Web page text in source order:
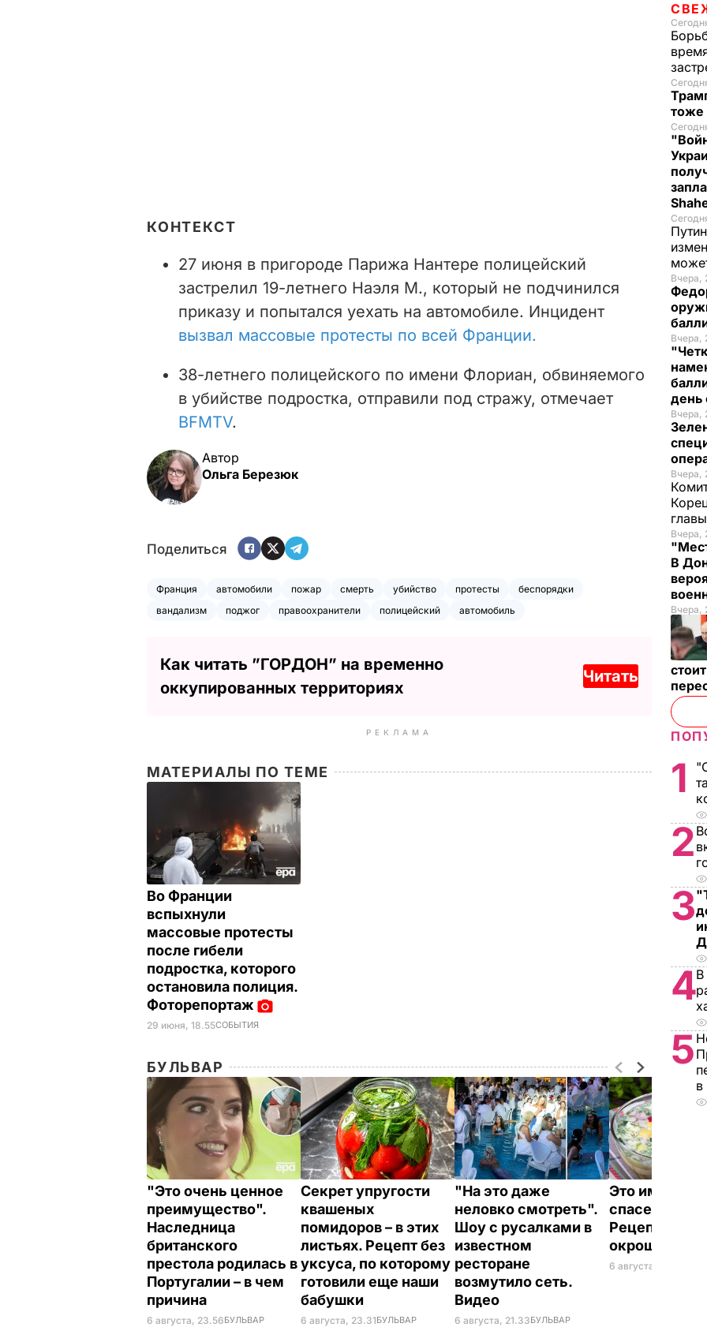
КОНТЕКСТ
27 июня в пригороде Парижа Нантере полицейский
застрелил 19-летнего Наэля М., который не подчинился
приказу и попытался уехать на автомобиле. Инцидент
вызвал массовые протесты по всей Франции.
38-летнего полицейского по имени Флориан, обвиняемого
в убийстве подростка, отправили под стражу, отмечает
BFMTV.
Автор
Ольга Березюк
Поделиться
Франция автомобили пожар смерть убийство протесты
беспорядки
вандализм
поджог правоохранители полицейский автомобиль
Как читать ”ГОРДОН” на временно
оккупированных территориях
Читать
РЕКЛАМА
МАТЕРИАЛЫ ПО ТЕМЕ
Во Франции
вспыхнули
массовые протесты
после гибели
подростка, которого
остановила полиция.
Фоторепортаж
29 июня, 18.55СОБЫТИЯ
БУЛЬВАР
"Это очень ценное
преимущество".
Наследница
британского
престола родилась в
Португалии – в чем
причина
6 августа, 23.56БУЛЬВАР
Секрет упругости
квашеных
помидоров – в этих
листьях. Рецепт без
уксуса, по которому
готовили еще наши
бабушки
6 августа, 23.31БУЛЬВАР
"На это даже
неловко смотреть".
Шоу с русалками в
известном
ресторане
возмутило сеть.
Видео
6 августа, 21.33БУЛЬВАР
Это именно
спасет в жару.
Рецепт
окрошки
6 августа, 18.21
тоже
Вчера,
Вчера,
день
Вчера,
Вчера,
Вчера,
В
Вчера,
1
2
3
4В
5
в